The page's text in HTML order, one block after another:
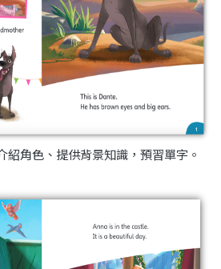
角色、提供背景知識，預習單字。